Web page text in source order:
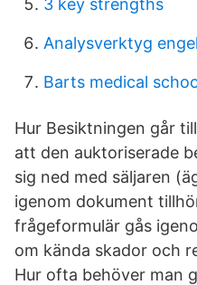
3 key strengths
Analysverktyg
Barts medical
Hur Besiktningen går
att den auktoriserade
sig ned med säljaren
igenom dokument
frågeformulär gås
om kända skador och
Hur ofta behöver man